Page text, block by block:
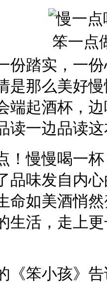
份踏实，一
是那么美好
端起酒杯，
读一边品读
！慢慢喝一
品味发自内
命如美酒悄
生活，走上
《笨小孩》